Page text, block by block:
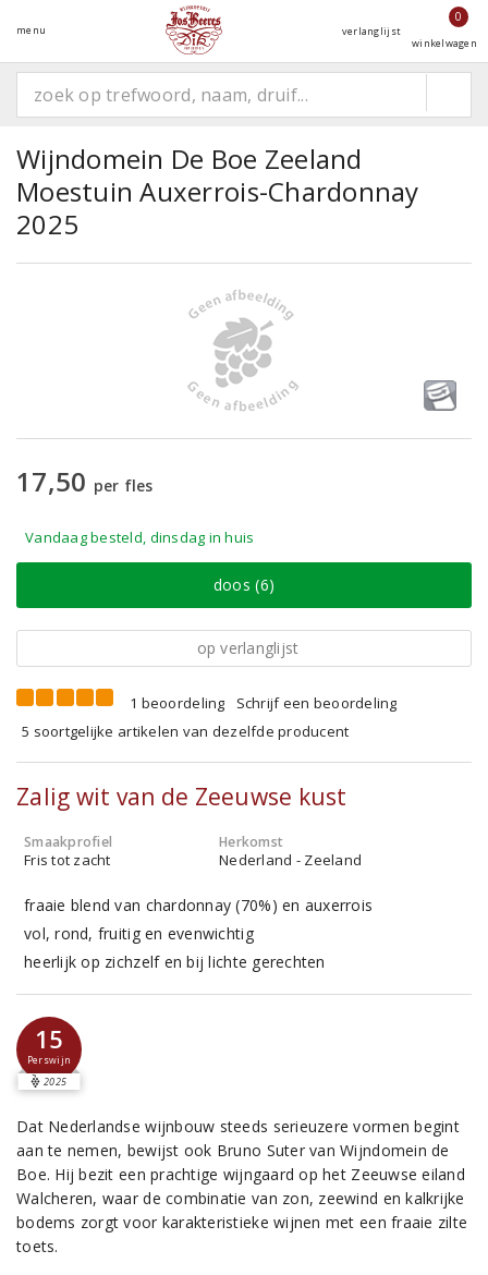
menu verlanglijst
0
winkelwagen
Wijndomein De Boe Zeeland
Moestuin Auxerrois-Chardonnay
2025
17,50 per fles
Vandaag besteld, dinsdag in huis
doos (6)
op verlanglijst
1 beoordeling
Schrijf een beoordeling
5 soortgelijke artikelen van dezelfde producent
Zalig wit van de Zeeuwse kust
Smaakprofiel
Fris tot zacht
Herkomst
Nederland - Zeeland
fraaie blend van chardonnay (70%) en auxerrois
vol, rond, fruitig en evenwichtig
heerlijk op zichzelf en bij lichte gerechten
15
Perswijn
2025
Dat Nederlandse wijnbouw steeds serieuzere vormen begint
aan te nemen, bewijst ook Bruno Suter van Wijndomein de
Boe. Hij bezit een prachtige wijngaard op het Zeeuwse eiland
Walcheren, waar de combinatie van zon, zeewind en kalkrijke
bodems zorgt voor karakteristieke wijnen met een fraaie zilte
toets.